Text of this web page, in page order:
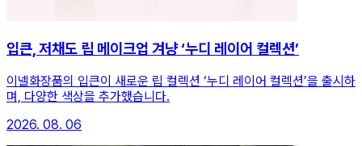
입큰, 저채도 립 메이크업 겨냥 ‘누디 레이어 컬렉션’
이넬화장품의 입큰이 새로운 립 컬렉션 ‘누디 레이어 컬렉션’을 출시하
며, 다양한 색상을 추가했습니다.
2026. 08. 06